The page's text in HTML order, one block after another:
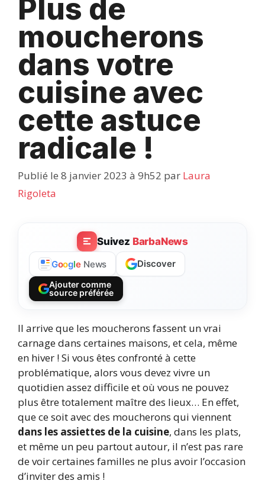
Plus de
moucherons
dans votre
cuisine avec
cette astuce
radicale !
Publié le 8 janvier 2023 à 9h52 par Laura
Rigoleta
Suivez BarbaNews
Google News Discover
Ajouter comme
source préférée
Il arrive que les moucherons fassent un vrai
carnage dans certaines maisons, et cela, même
en hiver ! Si vous êtes confronté à cette
problématique, alors vous devez vivre un
quotidien assez difficile et où vous ne pouvez
plus être totalement maître des lieux… En effet,
que ce soit avec des moucherons qui viennent
dans les assiettes de la cuisine, dans les plats,
et même un peu partout autour, il n’est pas rare
de voir certaines familles ne plus avoir l’occasion
d’inviter des amis !